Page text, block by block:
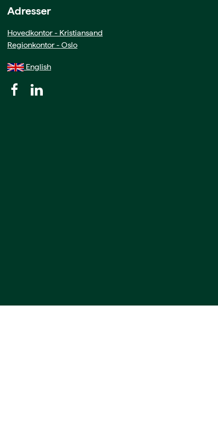
Adresser
Hovedkontor - Kristiansand
Regionkontor - Oslo
English